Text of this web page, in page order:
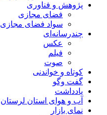
پژوهش و فناوری
فضای مجازی
سواد فضای مجازی
چندرسانه‌ای
عكس
فیلم
صوت
کوتاه و خواندنی
گفت وگو
یادداشت
آب و هوای استان لرستان
نمای بازار